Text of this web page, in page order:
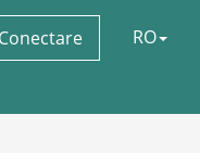
Conectare RO